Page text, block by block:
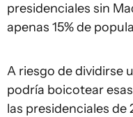
presidenciales sin
apenas 15% de
A riesgo de dividirse
podría boicotear
las presidenciales de